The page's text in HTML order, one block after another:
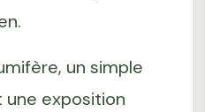
un simple
une exposition